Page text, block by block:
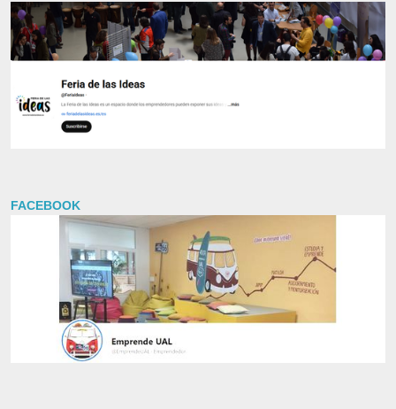
FACEBOOK